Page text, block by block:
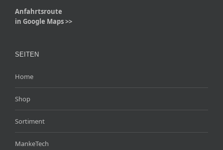
Anfahrtsroute
in Google Maps >>
SEITEN
Home
Shop
Sortiment
MankeTech